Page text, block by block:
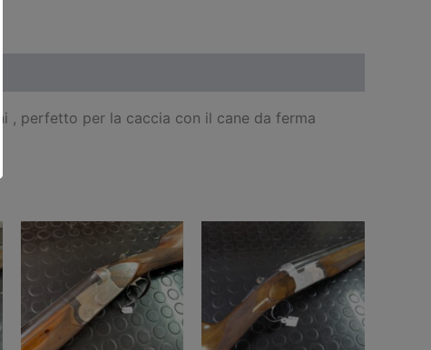
, perfetto per la caccia con il cane da ferma